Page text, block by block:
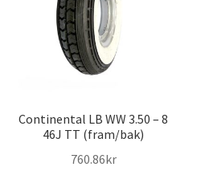
Continental LB WW 3.50 – 8
46J TT (fram/bak)
760.86kr